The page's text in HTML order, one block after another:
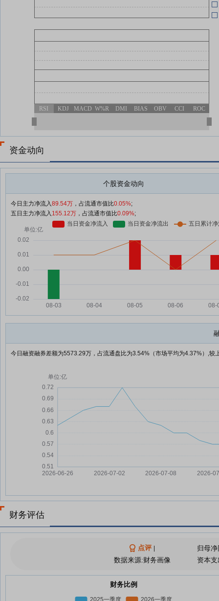
04-24
RSI KDJ MACD W%R DMI BIAS OBV CCI ROC
资金动向
个股资金动向
今日主力净流入89.54万 ，占流通市值比0.05%;
五日主力净流入 155.12万 ，占流通市值比0.09%;
今日融资融券差额为5573.29万，占流通盘比为3.54%（市场平均为4.37%）,较
财务评估
点评
数据来源:财务画像
归母
资本
财务比例